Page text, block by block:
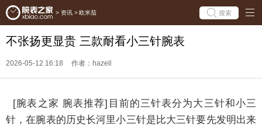
> 资讯 > 欧米茄 搜索
不张扬更显贵 三款耐看小三针腕表
2026-05-12 16:18 作者：hazell
[腕表之家 腕表推荐]目前的三针表分为大三针和小三
针，在腕表的历史长河里小三针是比大三针要先发明出来